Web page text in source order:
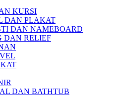
KURSI
DAN PLAKAT
DAN NAMEBOARD
DAN RELIEF
DAN BATHTUB